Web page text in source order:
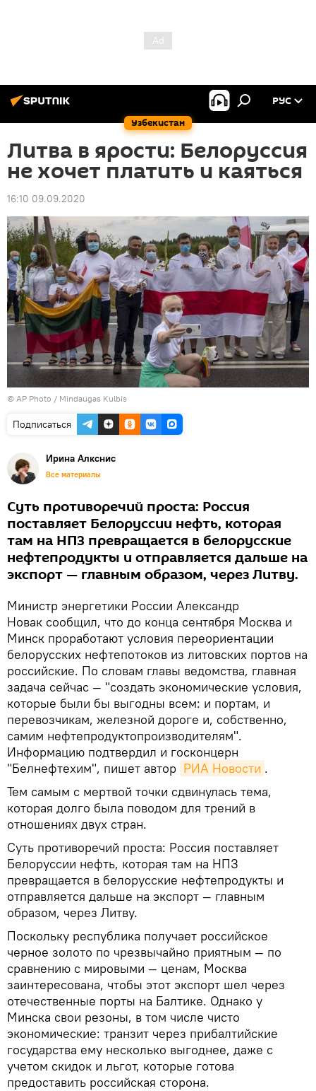
Узбекистан
РУС
Литва в ярости: Белоруссия
не хочет платить и каяться
16:10 09.09.2020
© AP Photo / Mindaugas Kulbis
Подписаться
Ирина Алкснис
Все материалы
Суть противоречий проста: Россия
поставляет Белоруссии нефть, которая
там на НПЗ превращается в белорусские
нефтепродукты и отправляется дальше на
экспорт — главным образом, через Литву.
Министр энергетики России Александр
Новак сообщил, что до конца сентября Москва и
Минск проработают условия переориентации
белорусских нефтепотоков из литовских портов на
российские. По словам главы ведомства, главная
задача сейчас — "создать экономические условия,
которые были бы выгодны всем: и портам, и
перевозчикам, железной дороге и, собственно,
самим нефтепродуктопроизводителям".
Информацию подтвердил и госконцерн
"Белнефтехим", пишет автор РИА Новости .
Тем самым с мертвой точки сдвинулась тема,
которая долго была поводом для трений в
отношениях двух стран.
Суть противоречий проста: Россия поставляет
Белоруссии нефть, которая там на НПЗ
превращается в белорусские нефтепродукты и
отправляется дальше на экспорт — главным
образом, через Литву.
Поскольку республика получает российское
черное золото по чрезвычайно приятным — по
сравнению с мировыми — ценам, Москва
заинтересована, чтобы этот экспорт шел через
отечественные порты на Балтике. Однако у
Минска свои резоны, в том числе чисто
экономические: транзит через прибалтийские
государства ему несколько выгоднее, даже с
учетом скидок и льгот, которые готова
предоставить российская сторона.